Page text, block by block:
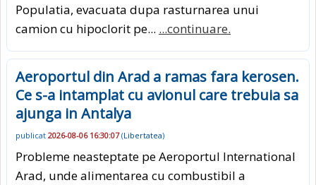
Populatia, evacuata dupa rasturnarea unui
camion cu hipoclorit pe... ...continuare.
Aeroportul din Arad a ramas fara kerosen.
Ce s-a intamplat cu avionul care trebuia sa
ajunga in Antalya
publicat 2026-08-06 16:30:07(Libertatea)
Probleme neasteptate pe Aeroportul International
Arad, unde alimentarea cu combustibil a